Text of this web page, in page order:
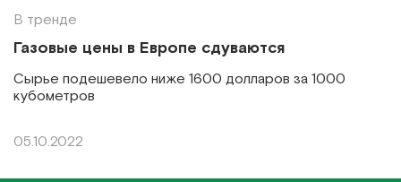
В тренде
Газовые цены в Европе сдуваются
Сырье подешевело ниже 1600 долларов за 1000
кубометров
05.10.2022